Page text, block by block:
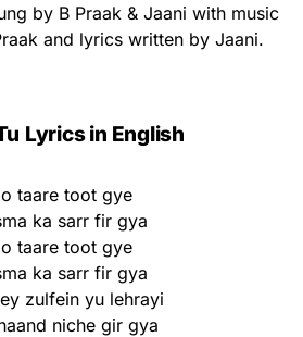
by B Praak & Jaani with music
and lyrics written by Jaani.
Lyrics in English
taare toot gye
ka sarr fir gya
taare toot gye
ka sarr fir gya
zulfein yu lehrayi
niche gir gya